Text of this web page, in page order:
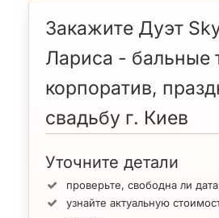
Закажите Дуэт
Лариса - бальные
корпоратив,
свадьбу г. Киев
Уточните детали
проверьте, свободна ли
узнайте актуальную